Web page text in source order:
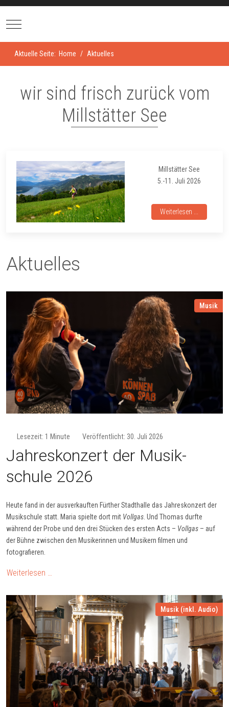
Mobile Menu Toggle
Aktuelle Seite: Home Aktuelles
wir sind frisch zurück vom
Millstätter See
Millstätter See
5.-11. Juli 2026
Weiterlesen ...
Aktuelles
Musik
Lesezeit: 1 Minute Veröffentlicht: 30. Juli 2026
Jahreskonzert der Musik­
schule 2026
Heute fand in der ausverkauften Fürther Stadthalle das Jahreskonzert der
Musikschule statt. Maria spielte dort mit Vollgas . Und Thomas durfte
während der Probe und den drei Stücken des ersten Acts – Vollgas – auf
der Bühne zwischen den Musikerinnen und Musikern filmen und
fotografieren.
Weiterlesen …
Musik (inkl. Audio)